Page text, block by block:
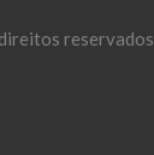
reservados